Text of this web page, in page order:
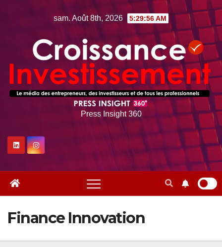
sam. Août 8th, 2026 5:29:58 AM
Press Insight 360
Finance Innovation